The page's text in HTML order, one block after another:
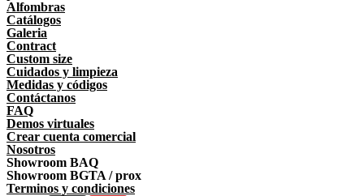
Alfombras
Catálogos
Galeria
Contract
Custom size
Cuidados y limpieza
Medidas y códigos
Contáctanos
FAQ
Demos virtuales
Crear cuenta comercial
Nosotros
Showroom BAQ
Showroom BGTA / prox
Terminos y condiciones